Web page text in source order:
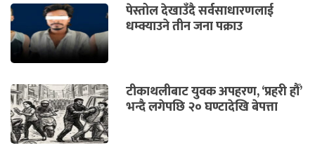
पेस्तोल देखाउँदै सर्वसाधारणलाई
धम्क्याउने तीन जना पक्राउ
टीकाथलीबाट युवक अपहरण, ‘प्रहरी हौँ’
भन्दै लगेपछि २० घण्टादेखि बेपत्ता